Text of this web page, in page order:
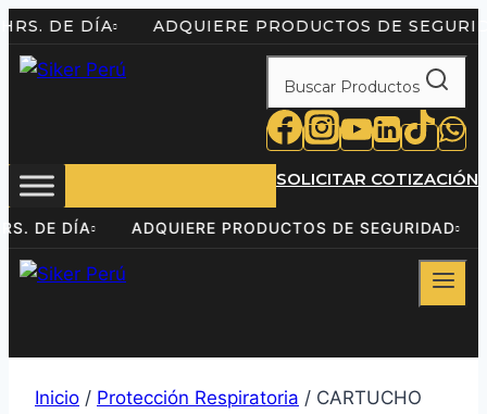
Saltar
al
contenido
24HRS. DE DÍA ADQUIERE PRODUCTOS DE
Buscar Productos
SOLICITAR COTIZACIÓN
DE DÍA ADQUIERE PRODUCTOS DE
Inicio / Protección Respiratoria / CARTUCHO